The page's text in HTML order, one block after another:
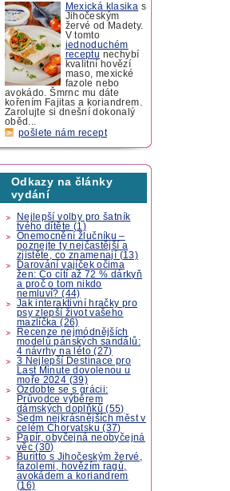
Mexická klasika s
Jihočeským
žervé od Madety.
V tomto
jednoduchém
receptu nechybí
kvalitní hovězí
maso, mexické
fazole nebo
avokádo. Šmrnc mu dáte
kořením Fajitas a koriandrem.
Zarolujte si dnešní dokonalý
oběd...
pošlete nám recept
Odkazy na články
vydání
Nejlepší volby pro šatník
tvého dítěte (1)
Onemocnění žlučníku –
poznejte ty nejčastější a
zjistěte, co znamenají (13)
Darování vajíček očima
žen: Co cítí až 72 % dárkyň
a proč o tom nikdo
nemluví? (44)
Jak interaktivní hračky pro
psy zlepší život vašeho
mazlíčka (26)
Recenze nejmódnějších
modelů pánských sandálů:
4 návrhy na léto (27)
3 Nejlepší Destinace pro
Last Minute dovolenou u
moře 2024 (39)
Ozdobte se s grácii:
Průvodce výběrem
dámských doplňků (55)
Sedm nejkrásnějších měst v
celém Chorvatsku (37)
Papír, obyčejná neobyčejná
věc (30)
Buritto s Jihočeským žervé,
fazolemi, hovězím ragú,
avokádem a koriandrem
(16)